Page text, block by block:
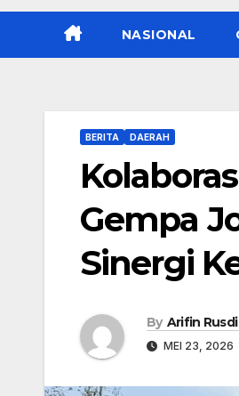
NASIONAL
BERITA DAERAH
Gempa
Sinergi
By Arifin Rusdi
MEI 23, 2026